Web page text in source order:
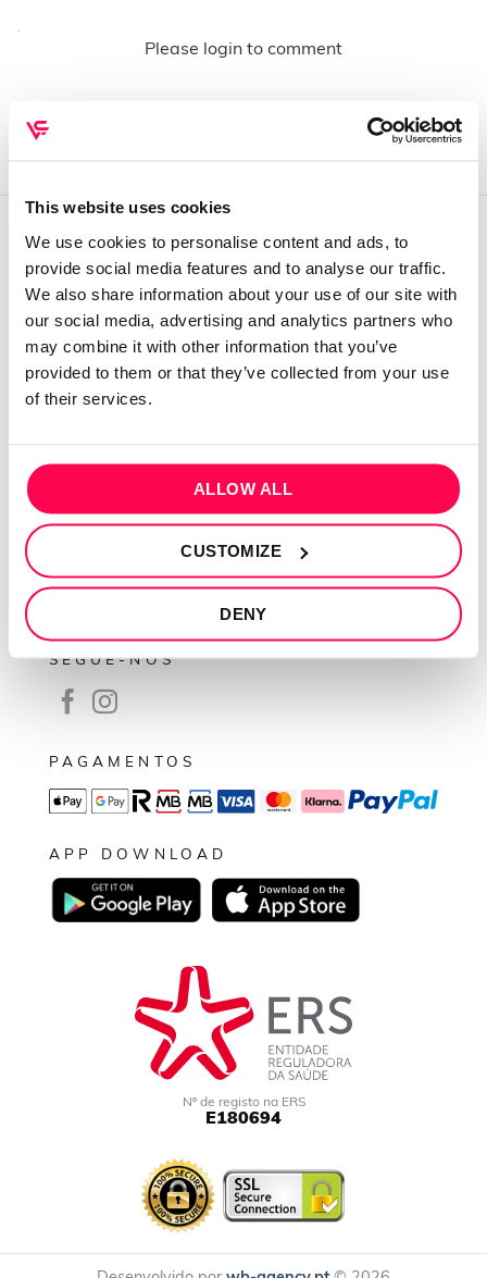
This website uses cookies
We use cookies to personalise content and ads, to
provide social media features and to analyse our traffic.
We also share information about your use of our site with
our social media, advertising and analytics partners who
may combine it with other information that you’ve
provided to them or that they’ve collected from your use
of their services.
ALLOW ALL
CUSTOMIZE
DENY
Please login to comment
QUEM SOMOS
Sobre mim
Conta cliente
Recuperar Password
Política de privacidade
SEGUE-NOS
PAGAMENTOS
APP DOWNLOAD
Nº de registo na ERS
E180694